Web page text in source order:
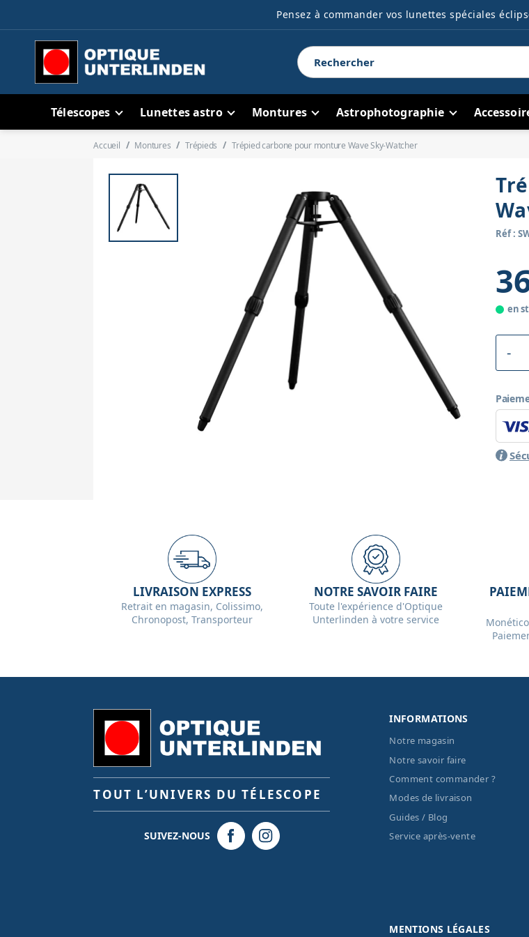
Pensez à commander vos lunettes spéciales
Télescopes Lunettes astro Montures Astrophotographie
Accueil Montures Trépieds Trépied carbone pour monture Wave Sky-Watcher
Réf :
en
LIVRAISON EXPRESS
Retrait en magasin, Colissimo,
Chronopost, Transporteur
NOTRE SAVOIR FAIRE
Toute l'expérience d'Optique
Unterlinden à votre service
TOUT L’UNIVERS DU TÉLESCOPE
SUIVEZ-NOUS
INFORMATIONS
Notre magasin
Notre savoir faire
Comment commander ?
Modes de livraison
Guides / Blog
Service après-vente
MENTIONS LÉGALES